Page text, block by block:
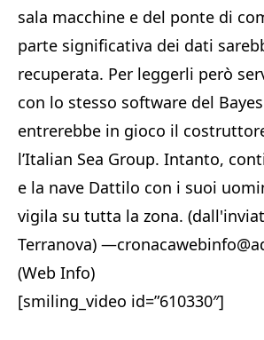
sala macchine e del ponte di
parte significativa dei dati
recuperata. Per leggerli però
con lo stesso software del
entrerebbe in gioco il
l’Italian Sea Group. Intanto,
e la nave Dattilo con i suoi
vigila su tutta la zona.
Terranova)
(Web Info)
[smiling_video id=”610330″]